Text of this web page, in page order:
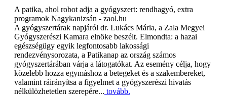
A patika, ahol robot adja a gyógyszert: rendhagyó, extra
programok Nagykanizsán - zaol.hu
A gyógyszertárak napjáról dr. Lukács Mária, a Zala Megyei
Gyógyszerészi Kamara elnöke beszélt. Elmondta: a hazai
egészségügy egyik legfontosabb lakossági
rendezvénysorozata, a Patikanap az ország számos
gyógyszertárában várja a látogatókat. Az esemény célja, hogy
közelebb hozza egymáshoz a betegeket és a szakembereket,
valamint ráirányítsa a figyelmet a gyógyszerészi hivatás
nélkülözhetetlen szerepére... tovább.